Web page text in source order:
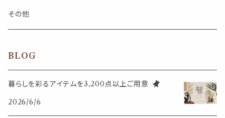
スライドケース
ステッカー・マスキングテープ・付箋
筆記用具
フック・マグネット・画鋲
収納・小物トレー
スマホアイテム
ピアス
ブレスレット
カトラリー
その他
BLOG
暮らしを彩るアイテムを3,200点以上ご用意
2026/6/6